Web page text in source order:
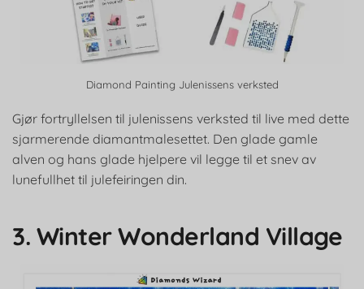
Diamond Painting Julenissens verksted
Gjør fortryllelsen til julenissens verksted til live med dette
sjarmerende diamantmalesettet. Den glade gamle
alven og hans glade hjelpere vil legge til et snev av
lunefullhet til julefeiringen din.
3. Winter Wonderland Village